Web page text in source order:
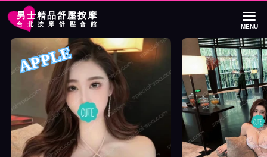
男士精品舒壓按摩
台北按摩舒壓會館 MENU
首頁 芯苑館按摩師APPLE詳細介紹
芯苑館按摩師APPLE照片展示與影片介
APPLE